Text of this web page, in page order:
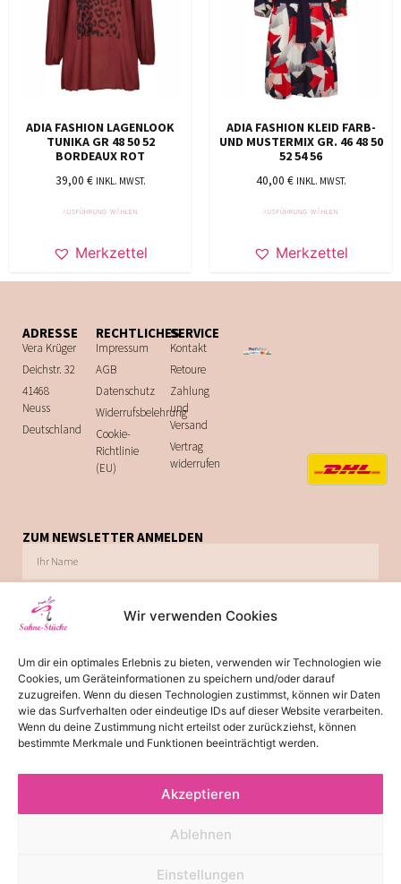
Wir verwenden Cookies
Um dir ein optimales Erlebnis zu bieten, verwenden wir Technologien wie
Cookies, um Geräteinformationen zu speichern und/oder darauf
zuzugreifen. Wenn du diesen Technologien zustimmst, können wir Daten
wie das Surfverhalten oder eindeutige IDs auf dieser Website verarbeiten.
Wenn du deine Zustimmung nicht erteilst oder zurückziehst, können
bestimmte Merkmale und Funktionen beeinträchtigt werden.
Akzeptieren
Ablehnen
Einstellungen
ADIA FASHION LAGENLOOK
TUNIKA GR 48 50 52
BORDEAUX ROT
39,00 € INKL. MWST.
AUSFÜHRUNG WÄHLEN
Merkzettel
ADIA FASHION KLEID FARB-
UND MUSTERMIX GR. 46 48 50
52 54 56
40,00 € INKL. MWST.
AUSFÜHRUNG WÄHLEN
Merkzettel
ADRESSE
Vera Krüger
Deichstr. 32
41468
Neuss
Deutschland
RECHTLICHES
Impressum
AGB
Datenschutz
Widerrufsbelehrung
Cookie-
Richtlinie
(EU)
SERVICE
Kontakt
Retoure
Zahlung
und
Versand
Vertrag
widerrufen
ZUM NEWSLETTER ANMELDEN
Angebote per E-Mail informiert werden. Diese Einwilligung kann jederzeit via E-Mail
widerrufen werden.
JETZT ABONNIEREN
Die Lieferzeit von 2-3 Tagen gilt für Lieferungen innerhalb
Deutschland. Bitte beachten Sie, dass es bei Lieferungen ins Ausland
zu einer Lieferzeit von 3-5 Tagen kommen kann.
© 2026 - Alle Rechte reserviert